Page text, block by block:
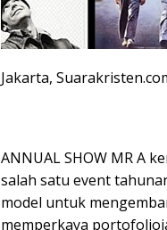
Jakarta,
ANNUAL SHOW MR A
salah satu event
model untuk
memperkaya